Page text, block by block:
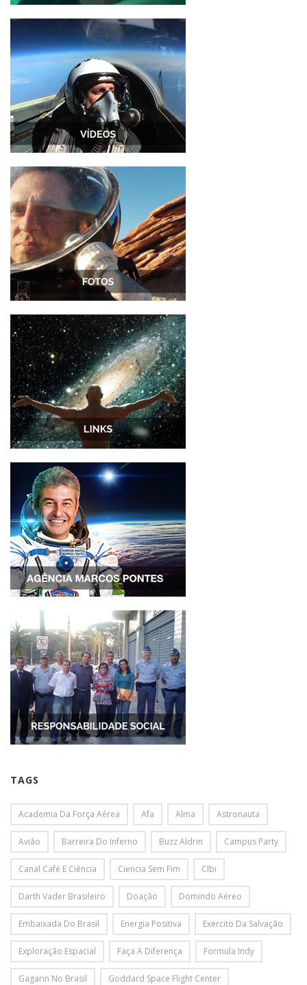
TAGS
Academia Da Força Aérea Afa Alma Astronauta
Avião Barreira Do Inferno Buzz Aldrin Campus Party
Canal Café E Ciência Ciencia Sem Fim Clbi
Darth Vader Brasileiro Doação Domindo Aéreo
Embaixada Do Brasil Energia Positiva Exercito Da Salvação
Exploração Espacial Faça A Diferença Formula Indy
Gagarin No Brasil Goddard Space Flight Center